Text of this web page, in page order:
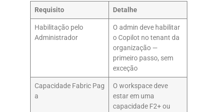
Requisito Detalhe
Habilitação pelo
Administrador
O admin deve habilitar
o Copilot no tenant da
organização —
primeiro passo, sem
exceção
Capacidade Fabric Pag
a
O workspace deve
estar em uma
capacidade F2+ ou